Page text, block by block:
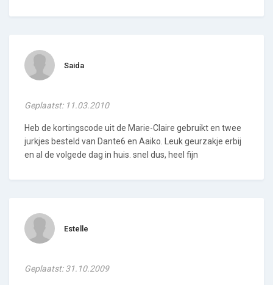
Saida
Geplaatst: 11.03.2010
Heb de kortingscode uit de Marie-Claire gebruikt en twee
jurkjes besteld van Dante6 en Aaiko. Leuk geurzakje erbij
en al de volgede dag in huis. snel dus, heel fijn
Estelle
Geplaatst: 31.10.2009